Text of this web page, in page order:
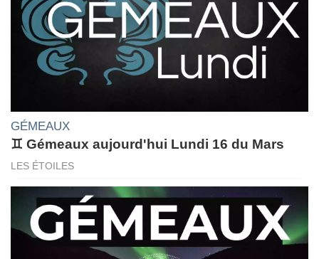
GÉMEAUX
♊ Gémeaux aujourd'hui Lundi 16 du Mars
LES ÉTOILES